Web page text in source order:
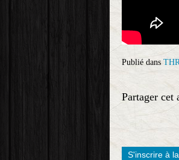
Publié dans
Partager cet
S'inscrire à